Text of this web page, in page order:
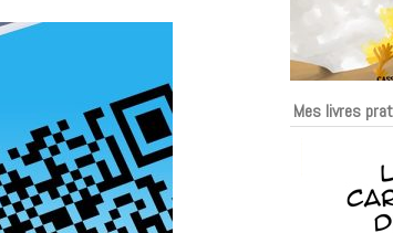
Mes livres